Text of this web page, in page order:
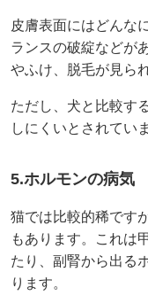
皮膚表面にはどんな
ランスの破綻などが
やふけ、脱毛が見ら
ただし、犬と比較す
しにくいとされてい
5.ホルモンの病気
猫では比較的稀です
もあります。これは
たり、副腎から出る
ります。